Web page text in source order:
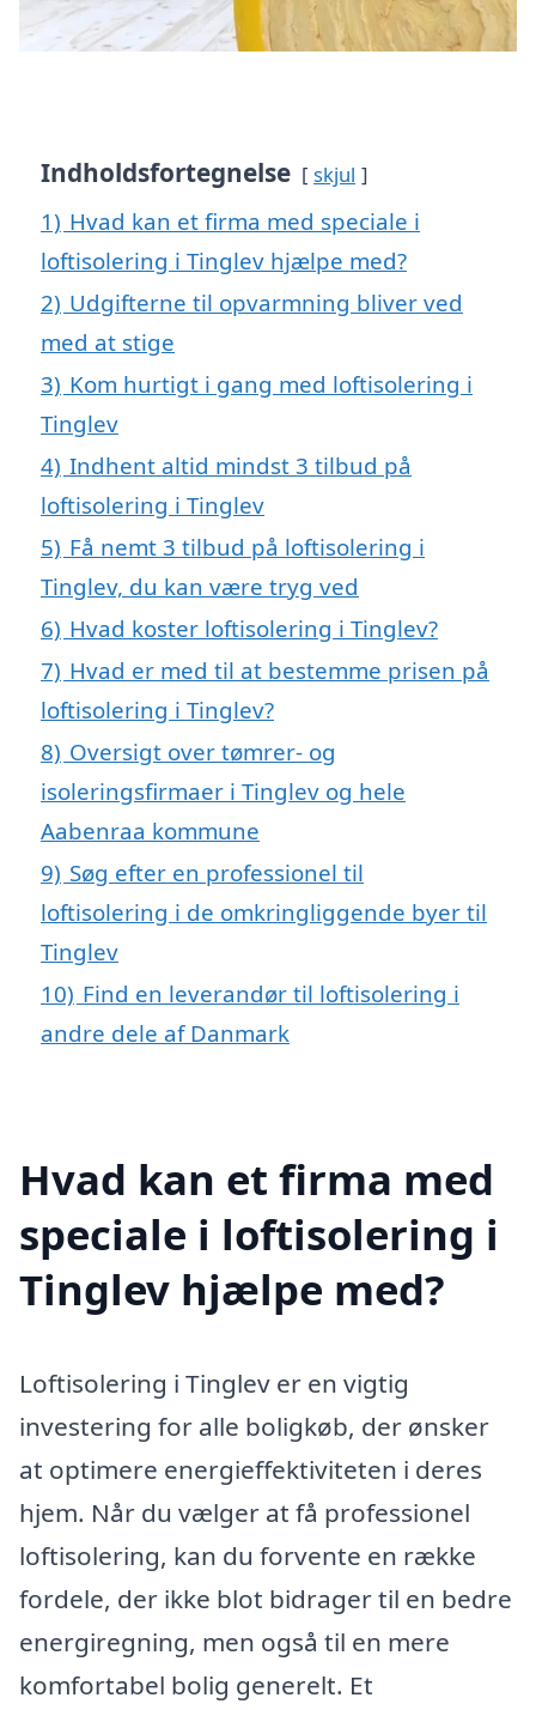
Indholdsfortegnelse skjul
1) Hvad kan et firma med speciale i
loftisolering i Tinglev hjælpe med?
2) Udgifterne til opvarmning bliver ved
med at stige
3) Kom hurtigt i gang med loftisolering i
Tinglev
4) Indhent altid mindst 3 tilbud på
loftisolering i Tinglev
5) Få nemt 3 tilbud på loftisolering i
Tinglev, du kan være tryg ved
6) Hvad koster loftisolering i Tinglev?
7) Hvad er med til at bestemme prisen på
loftisolering i Tinglev?
8) Oversigt over tømrer- og
isoleringsfirmaer i Tinglev og hele
Aabenraa kommune
9) Søg efter en professionel til
loftisolering i de omkringliggende byer til
Tinglev
10) Find en leverandør til loftisolering i
andre dele af Danmark
Hvad kan et firma med
speciale i loftisolering i
Tinglev hjælpe med?
Loftisolering i Tinglev er en vigtig
investering for alle boligkøb, der ønsker
at optimere energieffektiviteten i deres
hjem. Når du vælger at få professionel
loftisolering, kan du forvente en række
fordele, der ikke blot bidrager til en bedre
energiregning, men også til en mere
komfortabel bolig generelt. Et